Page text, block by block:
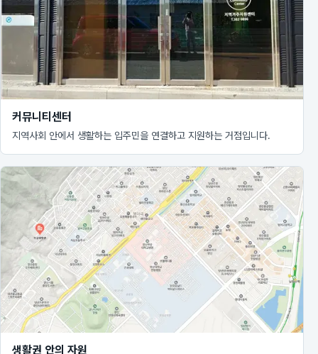
커뮤니티센터
지역사회 안에서 생활하는 입주민을 연결하고 지원하는 거점입니다.
생활권 안의 자원